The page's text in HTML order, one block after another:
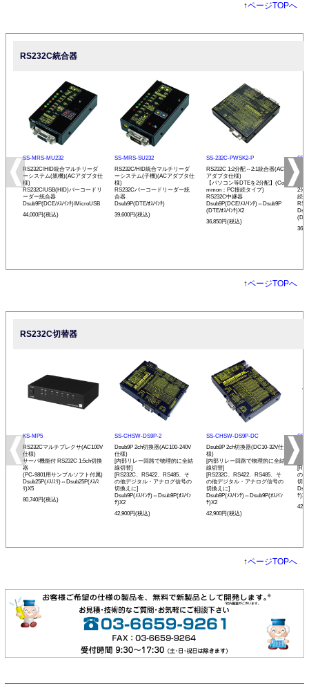
↑ページTOPへ
RS232C統合器
SS-MRS-MU232
RS232C/HID統合マルチリーダ
ーシステム(親機)(ACアダプタ仕
様)
RS232C/USB(HID)バーコードリ
ーダー統合器
Dsub9P(DCE/ﾒｽ/ｲﾝﾁ)/MicroUSB
44,000円(税込)
SS-MRS-SU232
RS232C/HID統合マルチリーダ
ーシステム(子機)(ACアダプタ仕
様)
RS232Cバーコードリーダー統
合器
Dsub9P(DTE/ｵｽ/ｲﾝﾁ)
39,600円(税込)
SS-232C-PWSK2-P
RS232C 1:2分配⇔2:1統合器(AC
アダプタ仕様)
【パソコン等DTEを2分配】(Co
mmon：PC接続タイプ)
RS232C中継器
Dsub9P(DCE/ﾒｽ/ｲﾝﾁ)⇔Dsub9P
(DTE/ｵｽ/ｲﾝﾁ)X2
36,850円(税込)
SS-
ア
2分
続
↑ページTOPへ
RS232C切替器
KS-MP5
RS232Cマルチプレクサ(AC100V
仕様)
サーバ機能付 RS232C 1:5ch切換
器
(PC-9801用サンプルソフト付属)
Dsub25P(ﾒｽ/ﾐﾘ)⇔Dsub25P(ﾒｽ/ﾐ
ﾘ)X5
80,740円(税込)
SS-CHSW-DS9P-2
Dsub9P 2ch切換器(AC100-240V
仕様)
[内部リレー回路で物理的に全結
線切替]
[RS232C、RS422、RS485、そ
の他デジタル・アナログ信号の
切換えに]
Dsub9P(ﾒｽ/ｲﾝﾁ)⇔Dsub9P(ｵｽ/ｲﾝ
ﾁ)X2
42,900円(税込)
SS-CHSW-DS9P-DC
Dsub9P 2ch切換器(DC10-32V仕
様)
[内部リレー回路で物理的に全結
線切替]
[RS232C、RS422、RS485、そ
の他デジタル・アナログ信号の
切換えに]
Dsub9P(ﾒｽ/ｲﾝﾁ)⇔Dsub9P(ｵｽ/ｲﾝ
ﾁ)X2
42,900円(税込)
SS-
[内
の
切
ﾁ)X2
↑ページTOPへ